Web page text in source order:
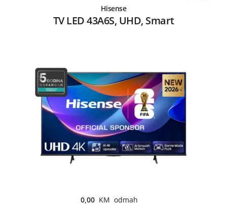
Hisense
TV LED 43A6S, UHD, Smart
0,00 KM odmah